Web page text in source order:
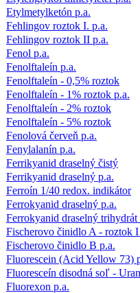
Etylmetylketón p.a.
Fehlingov roztok I. p.a.
Fehlingov roztok II p.a.
Fenol p.a.
Fenolftaleín p.a.
Fenolftaleín - 0,5% roztok
Fenolftaleín - 1% roztok p.a.
Fenolftaleín - 2% roztok
Fenolftaleín - 5% roztok
Fenolová červeň p.a.
Fenylalanín p.a.
Ferrikyanid draselný čistý
Ferrikyanid draselný p.a.
Ferroín 1/40 redox. indikátor
Ferrokyanid draselný p.a.
Ferrokyanid draselný trihydrát
Fischerovo činidlo A - roztok I
Fischerovo činidlo B p.a.
Fluorescein (Acid Yellow 73)
Fluoresceín disodná soľ -
Fluorexon p.a.